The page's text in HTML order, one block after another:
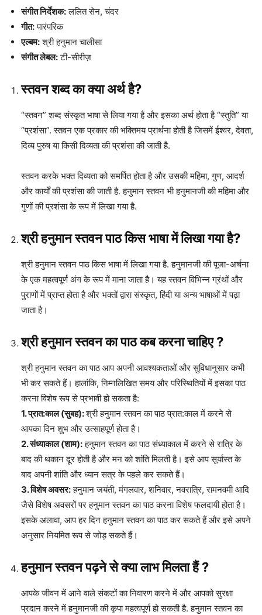
संगीत निर्देशक:ललित सेन, चंदर
गीत:पारंपरिक
एल्बम:श्री हनुमान चालीसा
संगीत लेबल:टी-सीरीज़
स्तवन शब्द का क्या अर्थ है?
“स्तवन” शब्द संस्कृत भाषा से लिया गया है और इसका अर्थ होता है “स्तुति” या
“प्रशंसा”. स्तवन एक प्रकार की भक्तिमय प्रार्थना होती है जिसमें ईश्वर, देवता,
दिव्य पुरुष या किसी दिव्यता की प्रशंसा की जाती है.
स्तवन करके भक्त दिव्यता को समर्पित होता है और उसकी महिमा, गुण, आदर्श
और कार्यों की प्रशंसा की जाती है. हनुमान स्तवन भी हनुमानजी की महिमा और
गुणों की प्रशंसा के रूप में लिखा गया है.
श्री हनुमान स्तवन पाठ किस भाषा में लिखा गया है?
श्री हनुमान स्तवन पाठ किस भाषा में लिखा गया है. हनुमानजी की पूजा-अर्चना
के एक महत्वपूर्ण अंग के रूप में माना जाता है। यह स्तवन विभिन्न ग्रंथों और
पुराणों में प्राप्त होता है और भक्तों द्वारा संस्कृत, हिंदी या अन्य भाषाओं में पढ़ा
जाता है।
श्री हनुमान स्तवन का पाठ कब करना चाहिए ?
श्री हनुमान स्तवन का पाठ आप अपनी आवश्यकताओं और सुविधानुसार कभी
भी कर सकते हैं। हालांकि, निम्नलिखित समय और परिस्थितियों में इसका पाठ
करना विशेष रूप से प्रभावी हो सकता है:
1. प्रात:काल (सुबह):श्री हनुमान स्तवन का पाठ प्रात:काल में करने से
आपका दिन शुभ और उत्साहपूर्ण होता है।
2. संध्याकाल (शाम):हनुमान स्तवन का पाठ संध्याकाल में करने से रात्रि के
बाद की थकान दूर होती है और मन को शांति मिलती है। इसे आप सूर्यास्त के
बाद अपनी शांति और ध्यान सत्र के पहले कर सकते हैं।
3. विशेष अवसर:हनुमान जयंती, मंगलवार, शनिवार, नवरात्रि, रामनवमी आदि
जैसे विशेष अवसरों पर हनुमान स्तवन का पाठ करना विशेष फलदायी होता है।
इसके अलावा, आप हर दिन हनुमान स्तवन का पाठ कर सकते हैं और इसे अपने
अनुसार नियमित रूप से जोड़ सकते हैं।
हनुमान स्तवन पढ़ने से क्या लाभ मिलता हैं ?
आपके जीवन में आने वाले संकटों का निवारण करने में और आपको सुरक्षा
प्रदान करने में हनुमानजी की कृपा महत्वपूर्ण हो सकती है. हनुमान स्तवन का